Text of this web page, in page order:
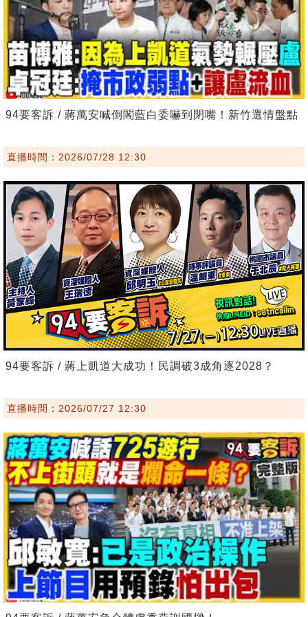
94要客訴 / 蔣萬安喊倒閣藍白委嚇到閉嘴！新竹選情盤點
直播時間：2026/07/28 12:30
94要客訴 / 蔣上凱道大成功！民調破3成角逐2028？
直播時間：2026/07/27 12:30